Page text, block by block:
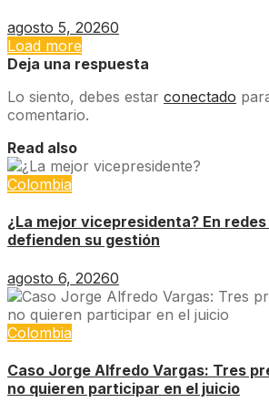
agosto 5, 20260
Load more
Deja una respuesta
Lo siento, debes estar conectado
comentario.
Read also
Colombia
¿La mejor vicepresidenta? En
defienden su gestión
agosto 6, 20260
Colombia
Caso Jorge Alfredo Vargas: Tres
no quieren participar en el juicio